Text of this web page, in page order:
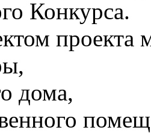
Конкурса.
проекта
дома,